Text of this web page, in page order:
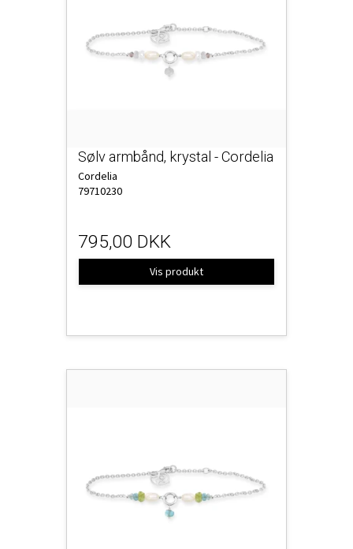
Sølv armbånd, krystal - Cordelia
Cordelia
79710230
795,00 DKK
Vis produkt